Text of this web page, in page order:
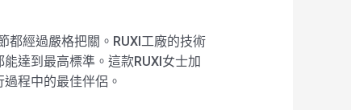
都經過嚴格把關。RUXI工廠的技術
達到最高標準。這款RUXI女士加
程中的最佳伴侶。